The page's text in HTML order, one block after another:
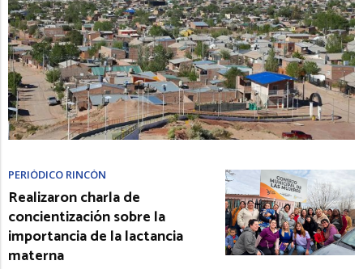
PERIÓDICO RINCÓN
Realizaron charla de
concientización sobre la
importancia de la lactancia
materna